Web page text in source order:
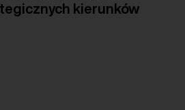
kierunków